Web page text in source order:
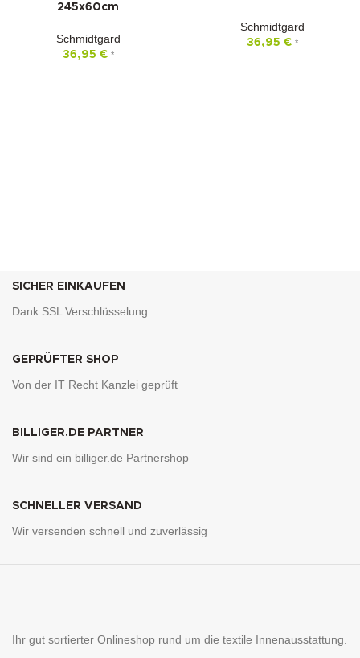
245x60cm
Schmidtgard
36,95 € *
Schmidtgard
36,95 € *
SICHER EINKAUFEN
Dank SSL Verschlüsselung
GEPRÜFTER SHOP
Von der IT Recht Kanzlei geprüft
BILLIGER.DE PARTNER
Wir sind ein billiger.de Partnershop
SCHNELLER VERSAND
Wir versenden schnell und zuverlässig
Ihr gut sortierter Onlineshop rund um die textile Innenausstattung.